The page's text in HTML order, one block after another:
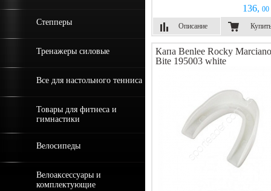
Степперы
Тренажеры силовые
Все для настольного тенниса
Товары для фитнеса и
гимнастики
Велосипеды
Велоаксессуары и
комплектующие
136, 00
Описание
Купить
Капа Benlee Rocky Marciano
Bite 195003 white